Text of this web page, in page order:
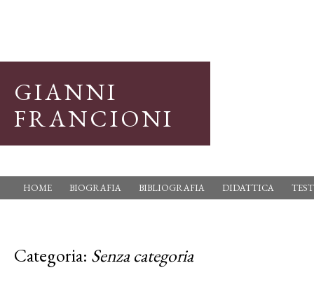
GIANNI
FRANCIONI
HOME BIOGRAFIA BIBLIOGRAFIA DIDATTICA
Categoria: Senza categoria